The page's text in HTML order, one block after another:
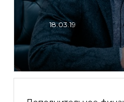
18.03.19